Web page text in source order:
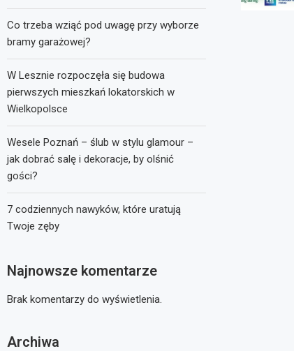
Co trzeba wziąć pod uwagę przy wyborze
bramy garażowej?
W Lesznie rozpoczęła się budowa
pierwszych mieszkań lokatorskich w
Wielkopolsce
Wesele Poznań – ślub w stylu glamour –
jak dobrać salę i dekoracje, by olśnić
gości?
7 codziennych nawyków, które uratują
Twoje zęby
Najnowsze komentarze
Brak komentarzy do wyświetlenia.
Archiwa